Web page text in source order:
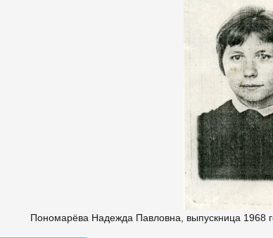
Пономарёва Надежда Павловна, выпускница 1968